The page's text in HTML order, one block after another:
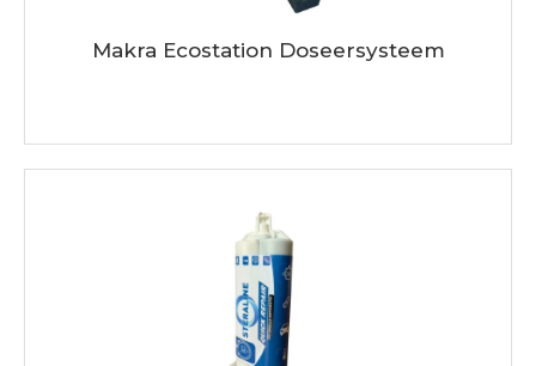
Makra Ecostation Doseersysteem